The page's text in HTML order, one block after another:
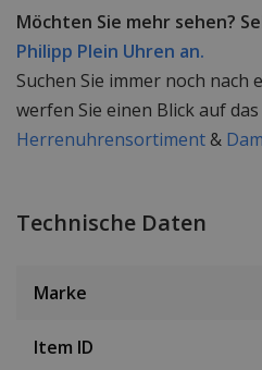
Möchten Sie mehr sehen?
Philipp Plein Uhren an.
Suchen Sie immer noch nach
werfen Sie einen Blick auf
Herrenuhrensortiment&
Technische Daten
Marke
Item ID